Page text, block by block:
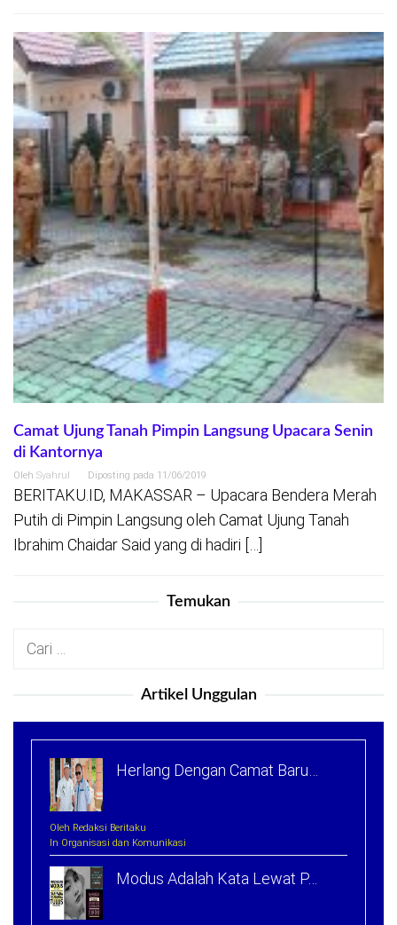
Camat Ujung Tanah Pimpin Langsung Upacara Senin
di Kantornya
Oleh Syahrul Diposting pada 11/06/2019
BERITAKU.ID, MAKASSAR – Upacara Bendera Merah
Putih di Pimpin Langsung oleh Camat Ujung Tanah
Ibrahim Chaidar Said yang di hadiri […]
Temukan
Cari
Artikel Unggulan
Herlang Dengan Camat Baru…
Oleh Redaksi Beritaku
In Organisasi dan Komunikasi
Modus Adalah Kata Lewat P…